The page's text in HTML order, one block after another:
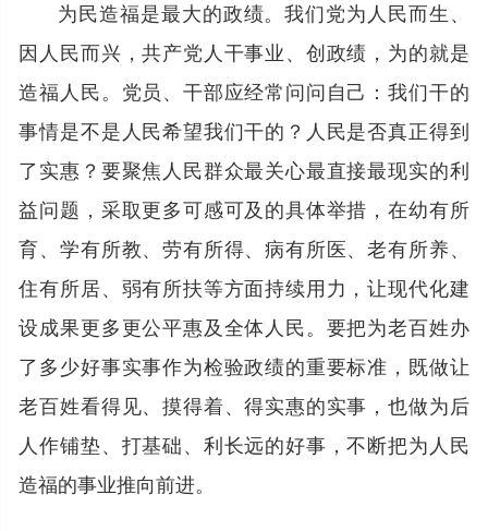
为民造福是最大的政绩。我们党为人民而生、
因人民而兴，共产党人干事业、创政绩，为的就是
造福人民。党员、干部应经常问问自己：我们干的
事情是不是人民希望我们干的？人民是否真正得到
了实惠？要聚焦人民群众最关心最直接最现实的利
益问题，采取更多可感可及的具体举措，在幼有所
育、学有所教、劳有所得、病有所医、老有所养、
住有所居、弱有所扶等方面持续用力，让现代化建
设成果更多更公平惠及全体人民。要把为老百姓办
了多少好事实事作为检验政绩的重要标准，既做让
老百姓看得见、摸得着、得实惠的实事，也做为后
人作铺垫、打基础、利长远的好事，不断把为人民
造福的事业推向前进。